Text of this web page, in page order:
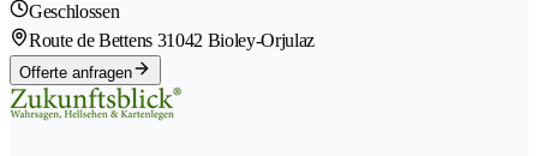
Geschlossen
Route de Bettens 31042 Bioley-Orjulaz
Offerte anfragen